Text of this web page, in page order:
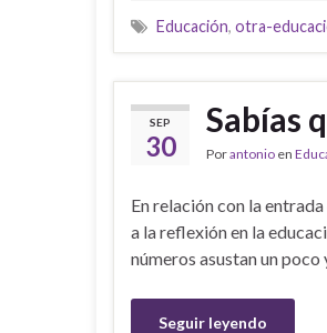
Educación, otra-
SEP
30
Sabías
Porantonio en
En relación con la
a la reflexión en la
números asustan un
Seguir leyendo